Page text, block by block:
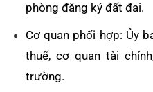
phòng đăng ký đất đai.
Cơ quan phối hợp: Ủy
thuế, cơ quan tài
trường.